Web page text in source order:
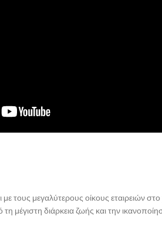
τους μεγαλύτερους οίκους εταιρειών
μέγιστη διάρκεια ζωής και την